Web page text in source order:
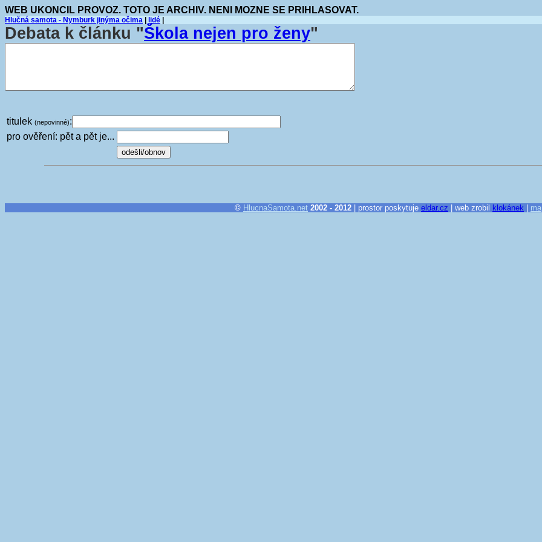
WEB UKONCIL PROVOZ. TOTO JE ARCHIV. NENI MOZNE SE PRIHLASOVAT.
Hlučná samota - Nymburk jinýma očima lidé
Debata k článku "Škola nejen pro ženy"
titulek (nepovinné):
pro ověření: pět a pět je...
© HlucnaSamota.net 2002 - 2012 | prostor poskytuje eldar.cz | web zrobil klokánek